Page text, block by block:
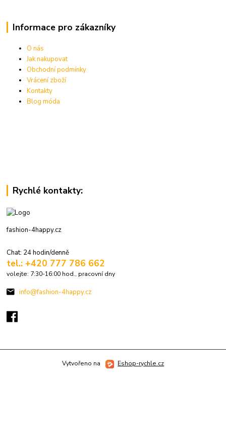
Informace pro zákazníky
O nás
Jak nakupovat
Obchodní podmínky
Vrácení zboží
Kontakty
Blog móda
Rychlé kontakty:
fashion-4happy.cz
Chat: 24 hodin/denně
tel.: +420 777 786 662
volejte: 7:30-16:00 hod., pracovní dny
info@fashion-4happy.cz
Vytvořeno na Eshop-rychle.cz